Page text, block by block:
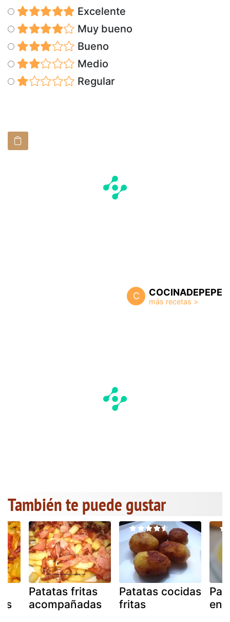
Excelente
Muy bueno
Bueno
Medio
Regular
C COCINADEPEPE
También te puede gustar
Patatas fritas
acompañadas
Patatas cocidas
fritas
en